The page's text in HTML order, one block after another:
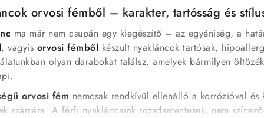
orvosi fémből – karakter, tartósság és
ma már nem csupán egy kiegészítő – az egyéniség, a
, vagyis orvosi fémből készült nyakláncok tartósak,
olyan darabokat találsz, amelyek bármilyen
orvosi fém nemcsak rendkívül ellenálló a korrózióval és
számára. A férfi nyakláncaink rozsdamentesek, nem